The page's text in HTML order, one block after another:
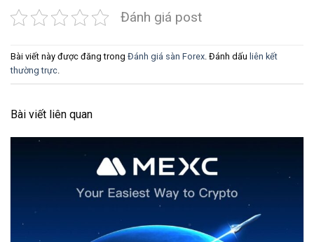
Đánh giá post
Bài viết này được đăng trong Đánh giá sàn Forex. Đánh dấu liên kết
thường trực.
Bài viết liên quan